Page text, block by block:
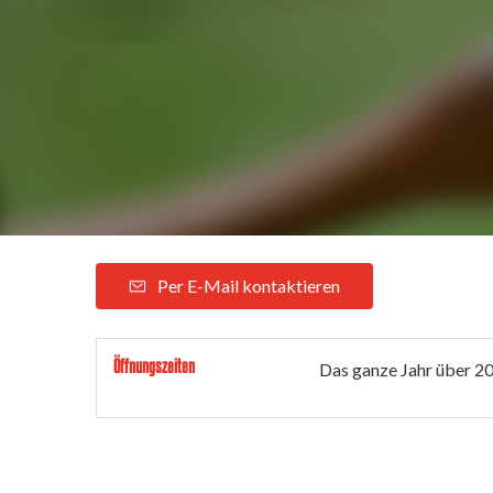
Per E-Mail kontaktieren
Öffnungszeiten Das ganze Jahr über